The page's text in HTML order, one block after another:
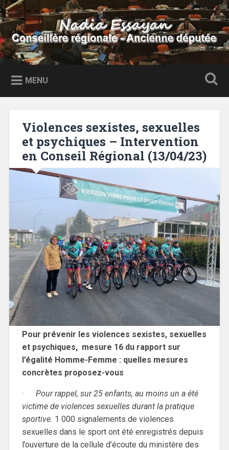
Accéder
au
contenu
principal
Recherche
Nadia Essayan
Conseillère régionale – Ancienne députée
MENU
Violences sexistes, sexuelles
et psychiques – Intervention
en Conseil Régional (13/04/23)
Pour prévenir les violences sexistes, sexuelles
et psychiques, mesure 16 du rapport sur
l’égalité Homme-Femme : quelles mesures
concrètes proposez-vous
· Pour rappel, sur 25 enfants, au moins un a été
victime de violences sexuelles durant la pratique
sportive. 1 000 signalements de violences
sexuelles dans le sport ont été enregistrés depuis
l’ouverture de la cellule d’écoute du ministère des